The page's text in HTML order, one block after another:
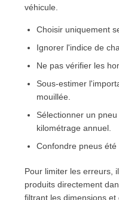
véhicule.
Choisir uniquement
Ignorer l'indice de
Ne pas vérifier les
Sous-estimer
mouillée.
Sélectionner un
kilométrage annuel.
Confondre pneus
Pour limiter les erreurs,
produits directement
filtrant les dimensions